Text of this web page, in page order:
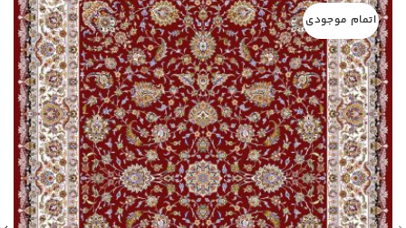
اتمام موجودی